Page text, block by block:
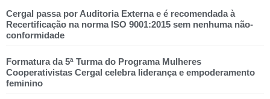
Cergal passa por Auditoria Externa e é recomendada à
Recertificação na norma ISO 9001:2015 sem nenhuma não-
conformidade
Formatura da 5ª Turma do Programa Mulheres
Cooperativistas Cergal celebra liderança e empoderamento
feminino